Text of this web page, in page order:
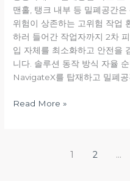
맨홀, 탱크 내부 등 밀폐공간
위험이 상존하는 고위험 작업
하러 들어간 작업자까지 2차
입 자체를 최소화하고 안전을
니다. 솔루션 동작 방식 자율
NavigateX를 탑재하고 밀폐공
링
Read More »
1 2 …